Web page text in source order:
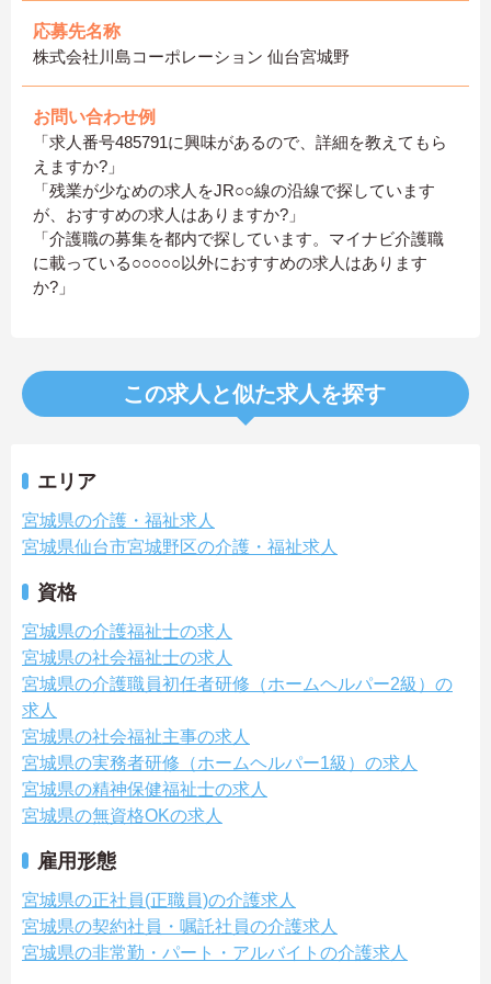
応募先名称
株式会社川島コーポレーション 仙台宮城野
お問い合わせ例
「求人番号485791に興味があるので、詳細を教えてもら
えますか?」
「残業が少なめの求人をJR○○線の沿線で探しています
が、おすすめの求人はありますか?」
「介護職の募集を都内で探しています。マイナビ介護職
に載っている○○○○○以外におすすめの求人はあります
か?」
この求人と似た求人を探す
エリア
宮城県の介護・福祉求人
宮城県仙台市宮城野区の介護・福祉求人
資格
宮城県の介護福祉士の求人
宮城県の社会福祉士の求人
宮城県の介護職員初任者研修（ホームヘルパー2級）の
求人
宮城県の社会福祉主事の求人
宮城県の実務者研修（ホームヘルパー1級）の求人
宮城県の精神保健福祉士の求人
宮城県の無資格OKの求人
雇用形態
宮城県の正社員(正職員)の介護求人
宮城県の契約社員・嘱託社員の介護求人
宮城県の非常勤・パート・アルバイトの介護求人